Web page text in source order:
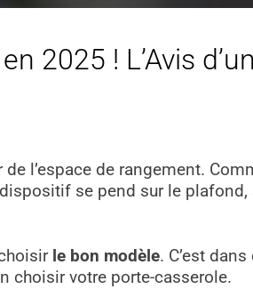
2025 ! L’Avis
l’espace de rangement.
se pend sur le
le bon modèle. C’est
choisir votre porte-casserole.